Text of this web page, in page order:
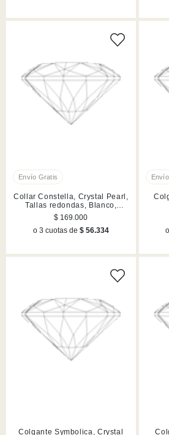
Collar Constella, Crystal Pearl,
Tallas redondas, Blanco,
Acabado en rodio
$ 169.000
o 3 cuotas de $ 56.334
Colgante Symbolica, Crystal